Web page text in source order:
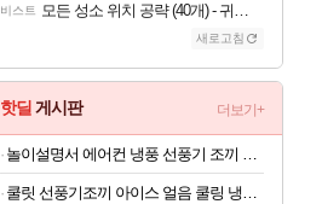
비스트 모든 성소 위치 공략 (40개) - 귀환한 영혼 도전과제
새로고침
핫딜 게시판 더보기+